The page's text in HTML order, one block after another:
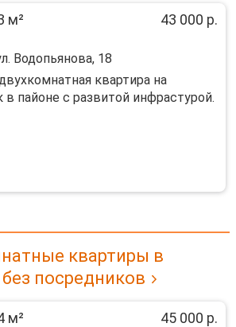
м² 43 000 р.
Водопьянова, 18
квартира на
пайоне с развитой инфрастурой.
квартиры в
посредников
м² 45 000 р.